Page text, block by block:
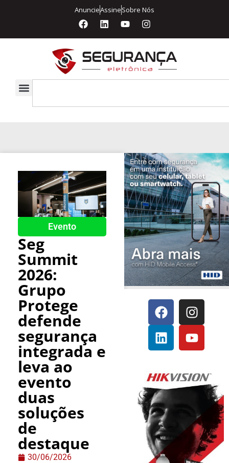
AnuncieAssineSobre Nós
Evento
Seg
Summit
2026:
Grupo
Protege
defende
segurança
integrada e
leva ao
evento
duas
soluções
de
destaque
30/06/2026